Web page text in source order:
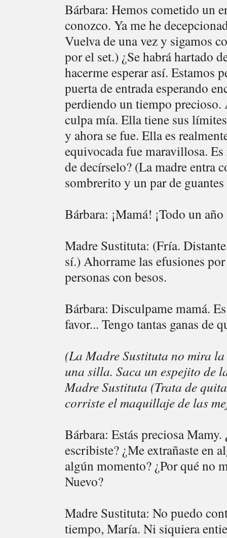
Bárbara: Hemos cometido un
conozco. Ya me he
Vuelva de una vez y sigamos
por el set.) ¿Se habrá hartado
hacerme esperar así. Estamos
puerta de entrada esperando
perdiendo un tiempo
culpa mía. Ella tiene sus
y ahora se fue. Ella es
equivocada fue maravillosa.
de decírselo? (La madre entra
sombrerito y un par de
Bárbara: ¡Mamá! ¡Todo un
Madre Sustituta: (Fría.
sí.) Ahorrame las efusiones
personas con besos.
Bárbara: Disculpame mamá.
favor... Tengo tantas ganas de
(La Madre Sustituta no mira la
una silla. Saca un espejito de
Madre Sustituta (Trata de
corriste el maquillaje de las
Bárbara: Estás preciosa
escribiste? ¿Me extrañaste en
algún momento? ¿Por qué no
Nuevo?
Madre Sustituta: No puedo
tiempo, María. Ni siquiera